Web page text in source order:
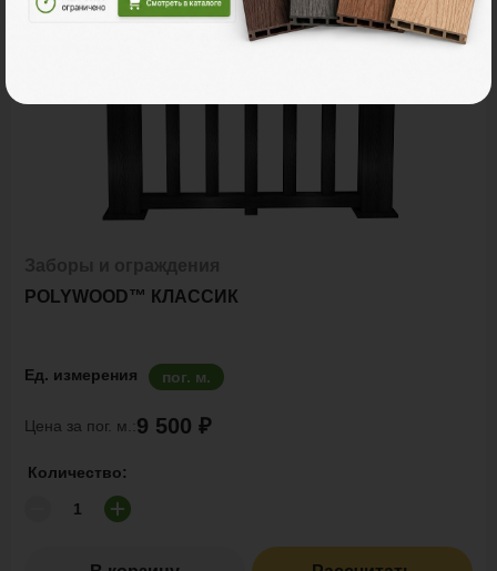
POLYWOOD™ КЛАССИК
Ед. измерения пог. м.
Цена за пог. м.:9 500 ₽
Количество: